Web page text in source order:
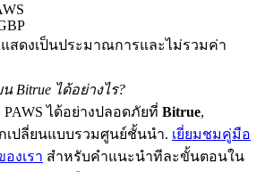
to Share 25000 USDT prize pool!
& Win
สดงเป็นประมาณการและไม่รวมค่า
น Bitrue ได้อย่างไร?
ได้อย่างปลอดภัยที่ Bitrue,
เปลี่ยนแบบรวมศูนย์ชั้นนำ. เยี่ยมชมคู่มือ
องเรา สำหรับคำแนะนำทีละขั้นตอนใน